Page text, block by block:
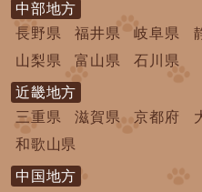
中部地方
長野県
福井県 岐阜県
山梨県
富山県 石川県
近畿地方
三重県
滋賀県 京都府
和歌山県
中国地方